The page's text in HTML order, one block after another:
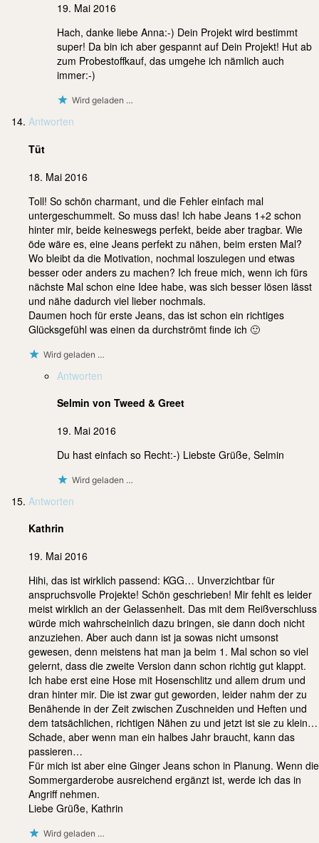
19. Mai 2016
Hach, danke liebe Anna:-) Dein Projekt wird bestimmt
super! Da bin ich aber gespannt auf Dein Projekt! Hut ab
zum Probestoffkauf, das umgehe ich nämlich auch
immer:-)
Wird geladen …
Antworten
Tüt
18. Mai 2016
Toll! So schön charmant, und die Fehler einfach mal
untergeschummelt. So muss das! Ich habe Jeans 1+2 schon
hinter mir, beide keineswegs perfekt, beide aber tragbar. Wie
öde wäre es, eine Jeans perfekt zu nähen, beim ersten Mal?
Wo bleibt da die Motivation, nochmal loszulegen und etwas
besser oder anders zu machen? Ich freue mich, wenn ich fürs
nächste Mal schon eine Idee habe, was sich besser lösen lässt
und nähe dadurch viel lieber nochmals.
Daumen hoch für erste Jeans, das ist schon ein richtiges
Glücksgefühl was einen da durchströmt finde ich 🙂
Wird geladen …
Antworten
Selmin von Tweed & Greet
19. Mai 2016
Du hast einfach so Recht:-) Liebste Grüße, Selmin
Wird geladen …
Antworten
Kathrin
19. Mai 2016
Hihi, das ist wirklich passend: KGG… Unverzichtbar für
anspruchsvolle Projekte! Schön geschrieben! Mir fehlt es leider
meist wirklich an der Gelassenheit. Das mit dem Reißverschluss
würde mich wahrscheinlich dazu bringen, sie dann doch nicht
anzuziehen. Aber auch dann ist ja sowas nicht umsonst
gewesen, denn meistens hat man ja beim 1. Mal schon so viel
gelernt, dass die zweite Version dann schon richtig gut klappt.
Ich habe erst eine Hose mit Hosenschlitz und allem drum und
dran hinter mir. Die ist zwar gut geworden, leider nahm der zu
Benähende in der Zeit zwischen Zuschneiden und Heften und
dem tatsächlichen, richtigen Nähen zu und jetzt ist sie zu klein…
Schade, aber wenn man ein halbes Jahr braucht, kann das
passieren…
Für mich ist aber eine Ginger Jeans schon in Planung. Wenn die
Sommergarderobe ausreichend ergänzt ist, werde ich das in
Angriff nehmen.
Liebe Grüße, Kathrin
Wird geladen …